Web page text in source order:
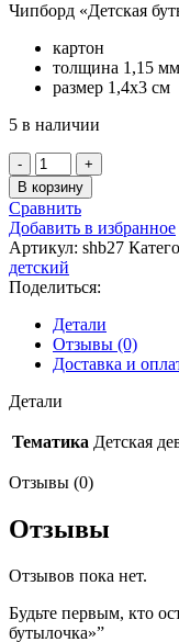
Чипборд «Детская
картон
толщина 1,15 мм
размер 1,4х3 см
5 в наличии
Количество
товара
Чипборд
«Детская
бутылочка»
В корзину
Сравнить
Добавить в избранное
Артикул: shb27
детский
Поделиться:
Детали
Отзывы (0)
Доставка и
Детали
Тематика Детская
Отзывы (0)
Отзывы
Отзывов пока нет.
Будьте первым, кто
бутылочка»”